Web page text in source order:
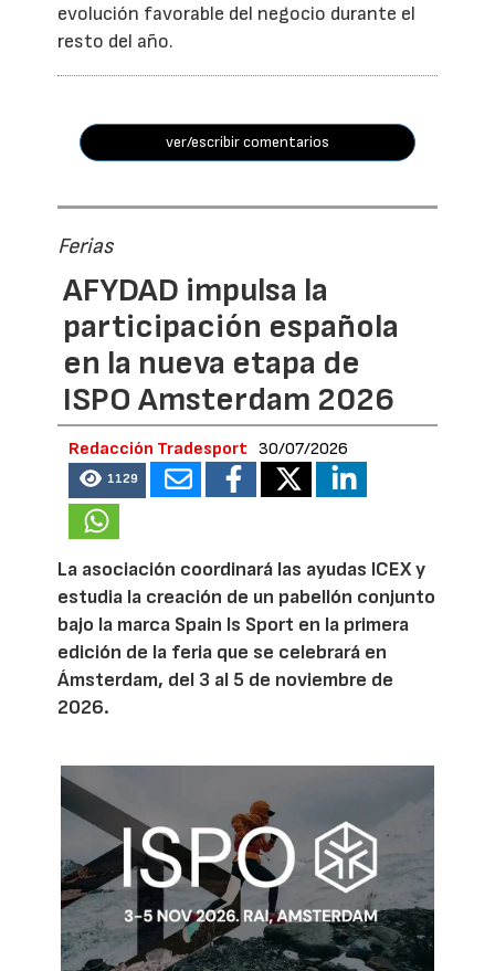
evolución favorable del negocio durante el
resto del año.
ver/escribir comentarios
Ferias
AFYDAD impulsa la
participación española
en la nueva etapa de
ISPO Amsterdam 2026
Redacción Tradesport 30/07/2026
1129
La asociación coordinará las ayudas ICEX y
estudia la creación de un pabellón conjunto
bajo la marca Spain Is Sport en la primera
edición de la feria que se celebrará en
Ámsterdam, del 3 al 5 de noviembre de
2026.